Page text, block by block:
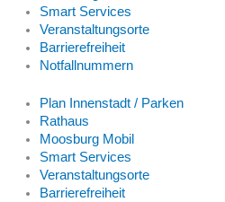
Smart Services
Veranstaltungsorte
Barrierefreiheit
Notfallnummern
Plan Innenstadt / Parken
Rathaus
Moosburg Mobil
Smart Services
Veranstaltungsorte
Barrierefreiheit